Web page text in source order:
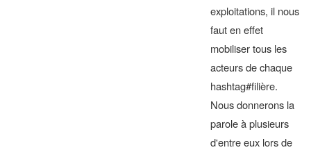
exploitations, il nous
faut en effet
mobiliser tous les
acteurs de chaque
hashtag#filière.
Nous donnerons la
parole à plusieurs
d'entre eux lors de